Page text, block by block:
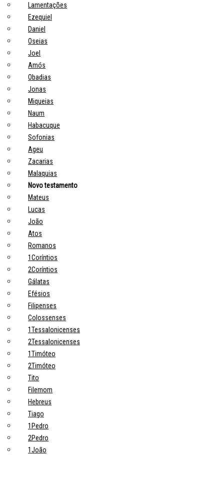
Lamentações
Ezequiel
Daniel
Oseias
Joel
Amós
Obadias
Jonas
Miqueias
Naum
Habacuque
Sofonias
Ageu
Zacarias
Malaquias
Novo testamento
Mateus
Lucas
João
Atos
Romanos
1Coríntios
2Coríntios
Gálatas
Efésios
Filipenses
Colossenses
1Tessalonicenses
2Tessalonicenses
1Timóteo
2Timóteo
Tito
Filemom
Hebreus
Tiago
1Pedro
2Pedro
1João